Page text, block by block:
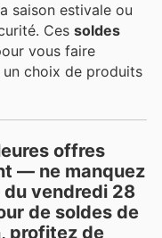
saison estivale ou
Ces soldes
vous faire
choix de produits
offres
— ne manquez
du vendredi 28
de soldes de
profitez de